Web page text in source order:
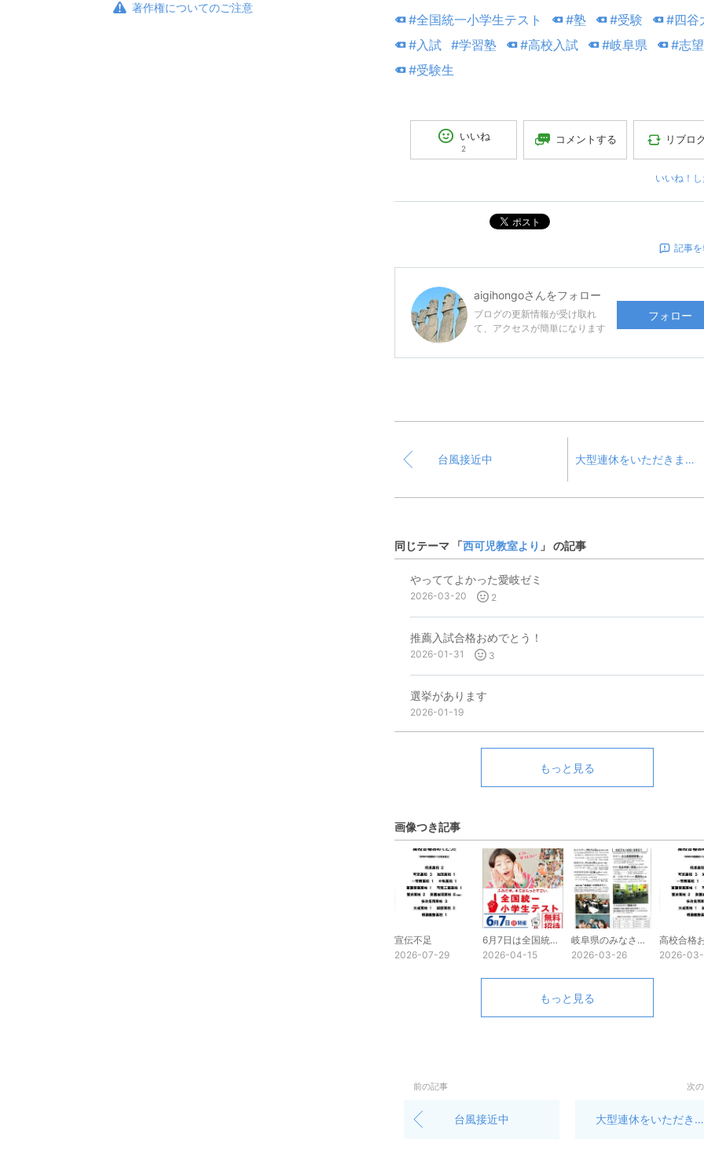
#全国統一小学生テスト #塾 #受験
#四谷
#入試 #学習塾 #高校入試 #岐阜県
#志
#受験生
いいね
2
コメントする リブロ
いいね！
ポスト
記事
aigihongoさんをフォロー
ブログの更新情報が受け取れ
て、アクセスが簡単になります
フォロー
台風接近中 大型連休をいただきます。
同じテーマ 「西可児教室より 」 の記事
やっててよかった愛岐ゼミ
2026-03-20 2
推薦入試合格おめでとう！
2026-01-31 3
選挙があります
2026-01-19
もっと見る
画像つき記事
宣伝不足
2026-07-29
6月7日は全国統一小学生テスト
2026-04-15
岐阜県のみなさんへ
2026-03-26
2026-
もっと見る
前の記事
台風接近中
次
大型連休をいただきます。
著作権についてのご注意